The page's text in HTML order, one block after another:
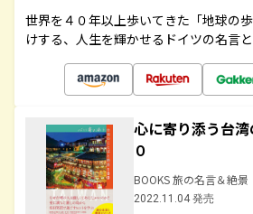
世界を４０年以上歩いてきた「地球の
けする、人生を輝かせるドイツの名言
心に寄り添う台
０
BOOKS 旅の名言＆絶景
2022.11.04 発売